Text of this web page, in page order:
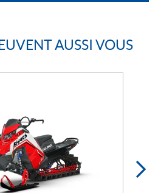
AUSSI VOUS